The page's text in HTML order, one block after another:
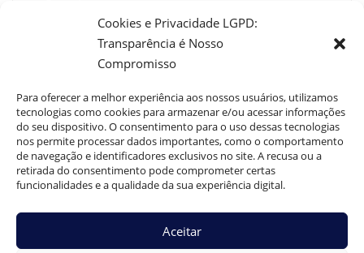
Cookies e Privacidade LGPD:
Transparência é Nosso
Compromisso
Para oferecer a melhor experiência aos nossos usuários, utilizamos
tecnologias como cookies para armazenar e/ou acessar informações
do seu dispositivo. O consentimento para o uso dessas tecnologias
nos permite processar dados importantes, como o comportamento
de navegação e identificadores exclusivos no site. A recusa ou a
retirada do consentimento pode comprometer certas
funcionalidades e a qualidade da sua experiência digital.
Aceitar
podem ajudar, como planeja usar esse
conhecimento para melhorar sua qualidade de
vida? Consultar um profissional de saúde é sempre
estar aberto às opções que possam melhorar
significativamente seu bem-estar.
Dr. Guilherme Braga